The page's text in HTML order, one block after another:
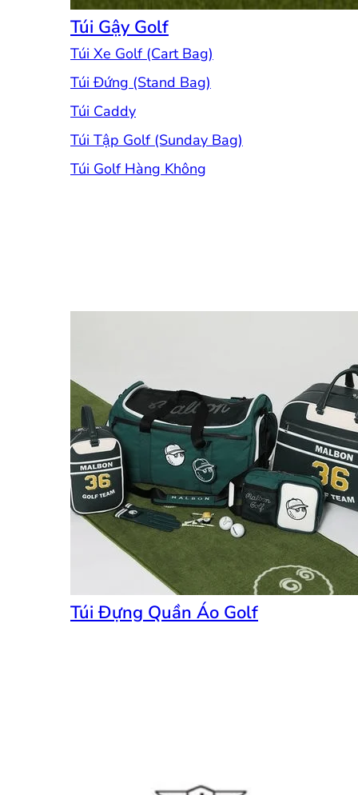
Túi Gậy Golf
Túi Xe Golf (Cart Bag)
Túi Đứng (Stand Bag)
Túi Caddy
Túi Tập Golf (Sunday Bag)
Túi Golf Hàng Không
Túi Đựng Quần Áo Golf